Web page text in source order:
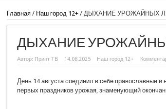
Главная/ Наш город 12+/ ДЫХАНИЕ УРОЖАЙНЫХ
ДЫХАНИЕ
Автор: Принт ТВ 14.08.2025 Наш город 12+
День 14 августа соединил в себе православные
первых праздников урожая, знаменующий